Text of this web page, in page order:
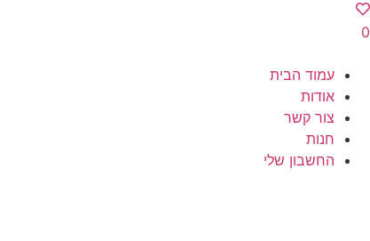
0
עמוד הבית
אודות
צור קשר
חנות
החשבון שלי